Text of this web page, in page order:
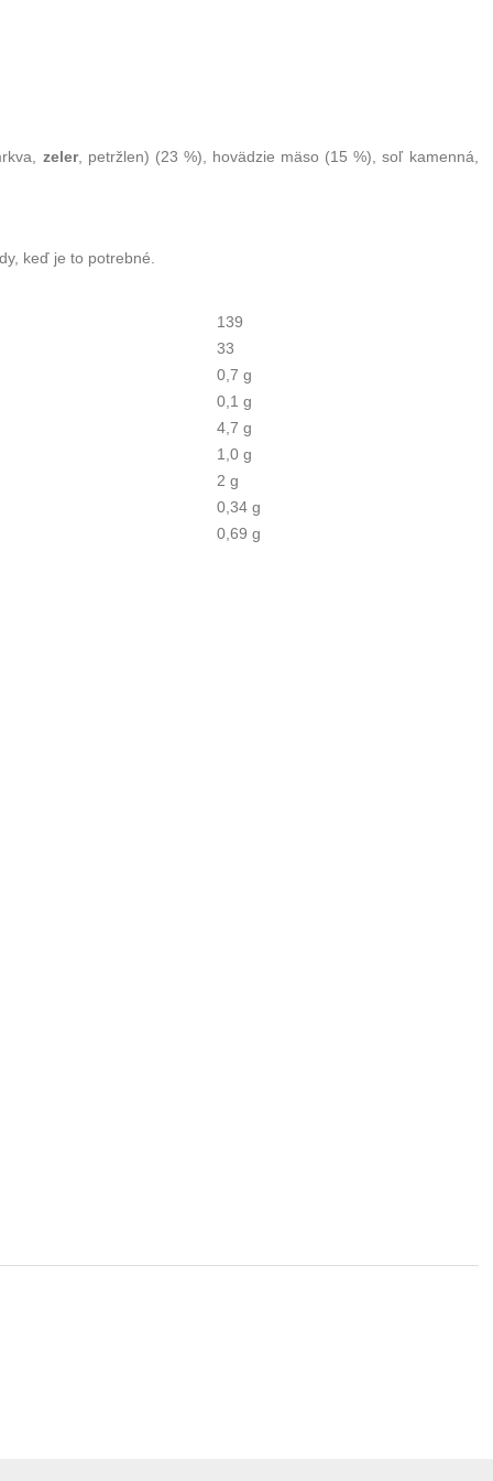
zeler, petržlen) (23 %), hovädzie mäso (15 %), soľ kamenná,
keď je to potrebné.
139
33
0,7 g
0,1 g
4,7 g
1,0 g
2 g
0,34 g
0,69 g